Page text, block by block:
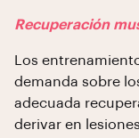
Recuperación
Los
demanda sobre
adecuada
derivar en